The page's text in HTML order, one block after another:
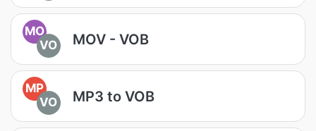
MO
VO
MOV - VOB
MP
VO
MP3 to VOB